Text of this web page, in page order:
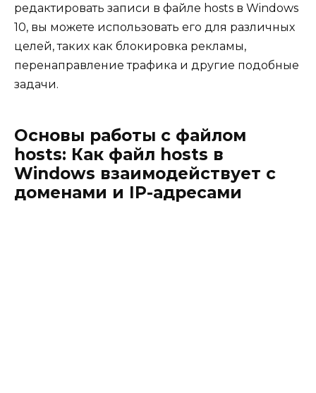
редактировать записи в файле hosts в Windows
10, вы можете использовать его для различных
целей, таких как блокировка рекламы,
перенаправление трафика и другие подобные
задачи.
Основы работы с файлом
hosts: Как файл hosts в
Windows взаимодействует с
доменами и IP-адресами